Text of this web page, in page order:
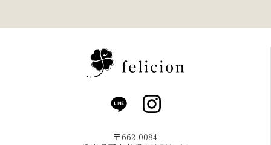
〒662-0084